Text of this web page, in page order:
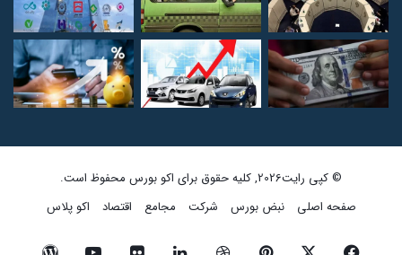
© کپی رایت2026, کلیه حقوق برای اکو بورس محفوظ است.
صفحه اصلی
نبض بورس شرکت مجامع اقتصاد اکو پلاس